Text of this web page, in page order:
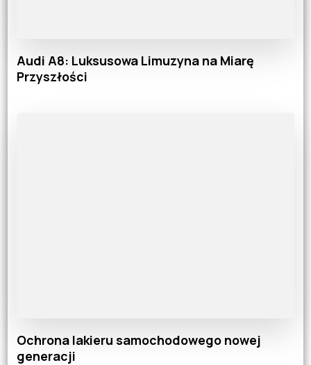
Audi A8: Luksusowa Limuzyna na Miarę
Przyszłości
Ochrona lakieru samochodowego nowej
generacji